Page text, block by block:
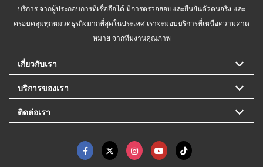
บริการ จากผู้ประกอบการที่เชื่อถือได้ มีการตรวจสอบและยืนยันตัวตนจริง และ
ครอบคลุมทุกหมวดธุรกิจมากที่สุดในประเทศ เราจะมอบบริการที่เหนือความคาด
หมาย จากทีมงานคุณภาพ
เกี่ยวกับเรา
บริการของเรา
ติดต่อเรา